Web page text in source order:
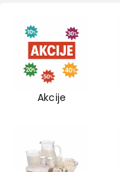
Akcije